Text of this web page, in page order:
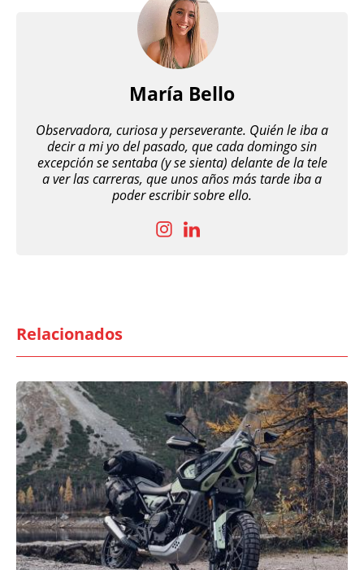
María Bello
Observadora, curiosa y perseverante. Quién le iba a
decir a mi yo del pasado, que cada domingo sin
excepción se sentaba (y se sienta) delante de la tele
a ver las carreras, que unos años más tarde iba a
poder escribir sobre ello.
Relacionados